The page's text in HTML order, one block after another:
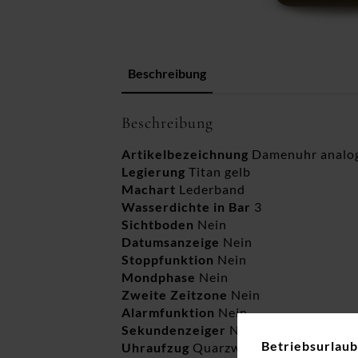
Beschreibung
Beschreibung
Artikelbezeichnung Damenuhr
Legierung Titan gelb
Machart Lederband
Wasserdichte in Bar 3
Sichtboden Nein
Datumsanzeige Nein
Stoppfunktion Nein
Mondphase Nein
Zweite Zeitzone Nein
Alarmfunktion Nein
Sekundenzeiger Nein
Uhraufzug Quarzwerk Betriebsurlaub